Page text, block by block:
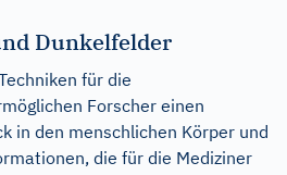
Dunkelfelder
für die
Forscher einen
in den menschlichen Körper und
die für die Mediziner